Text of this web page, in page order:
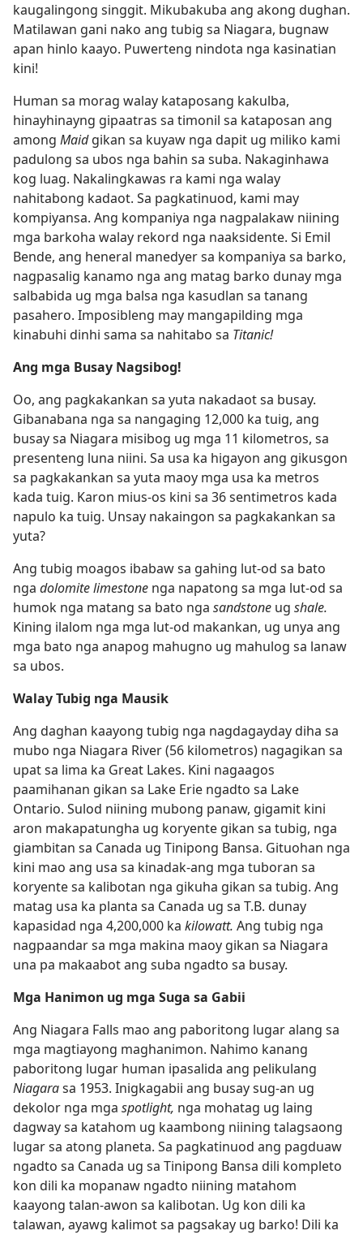
kaugalingong singgit. Mikubakuba ang akong dughan.
Matilawan gani nako ang tubig sa Niagara, bugnaw
apan hinlo kaayo. Puwerteng nindota nga kasinatian
kini!
Human sa morag walay kataposang kakulba,
hinayhinayng gipaatras sa timonil sa kataposan ang
among Maidgikan sa kuyaw nga dapit ug miliko kami
padulong sa ubos nga bahin sa suba. Nakaginhawa
kog luag. Nakalingkawas ra kami nga walay
nahitabong kadaot. Sa pagkatinuod, kami may
kompiyansa. Ang kompaniya nga nagpalakaw niining
mga barkoha walay rekord nga naaksidente. Si Emil
Bende, ang heneral manedyer sa kompaniya sa barko,
nagpasalig kanamo nga ang matag barko dunay mga
salbabida ug mga balsa nga kasudlan sa tanang
pasahero. Imposibleng may mangapilding mga
kinabuhi dinhi sama sa nahitabo sa Titanic!
Ang mga Busay Nagsibog!
Oo, ang pagkakankan sa yuta nakadaot sa busay.
Gibanabana nga sa nangaging 12,000 ka tuig, ang
busay sa Niagara misibog ug mga 11 kilometros, sa
presenteng luna niini. Sa usa ka higayon ang gikusgon
sa pagkakankan sa yuta maoy mga usa ka metros
kada tuig. Karon mius-os kini sa 36 sentimetros kada
napulo ka tuig. Unsay nakaingon sa pagkakankan sa
yuta?
Ang tubig moagos ibabaw sa gahing lut-od sa bato
nga dolomite limestone nga napatong sa mga lut-od sa
humok nga matang sa bato nga sandstone ug shale.
Kining ilalom nga mga lut-od makankan, ug unya ang
mga bato nga anapog mahugno ug mahulog sa lanaw
sa ubos.
Walay Tubig nga Mausik
Ang daghan kaayong tubig nga nagdagayday diha sa
mubo nga Niagara River (56 kilometros) nagagikan sa
upat sa lima ka Great Lakes. Kini nagaagos
paamihanan gikan sa Lake Erie ngadto sa Lake
Ontario. Sulod niining mubong panaw, gigamit kini
aron makapatungha ug koryente gikan sa tubig, nga
giambitan sa Canada ug Tinipong Bansa. Gituohan nga
kini mao ang usa sa kinadak-ang mga tuboran sa
koryente sa kalibotan nga gikuha gikan sa tubig. Ang
matag usa ka planta sa Canada ug sa T.B. dunay
kapasidad nga 4,200,000 ka kilowatt. Ang tubig nga
nagpaandar sa mga makina maoy gikan sa Niagara
una pa makaabot ang suba ngadto sa busay.
Mga Hanimon ug mga Suga sa Gabii
Ang Niagara Falls mao ang paboritong lugar alang sa
mga magtiayong maghanimon. Nahimo kanang
paboritong lugar human ipasalida ang pelikulang
Niagarasa 1953. Inigkagabii ang busay sug-an ug
dekolor nga mga spotlight, nga mohatag ug laing
dagway sa katahom ug kaambong niining talagsaong
lugar sa atong planeta. Sa pagkatinuod ang pagduaw
ngadto sa Canada ug sa Tinipong Bansa dili kompleto
kon dili ka mopanaw ngadto niining matahom
kaayong talan-awon sa kalibotan. Ug kon dili ka
talawan, ayawg kalimot sa pagsakay ug barko! Dili ka